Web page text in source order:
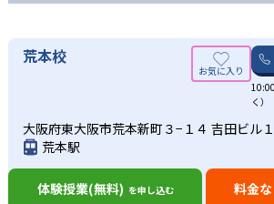
荒本校
く）
大阪府東大阪市荒本新町３−１４ 吉田ビル
荒本駅
体験授業(無料) を申し込む 料金